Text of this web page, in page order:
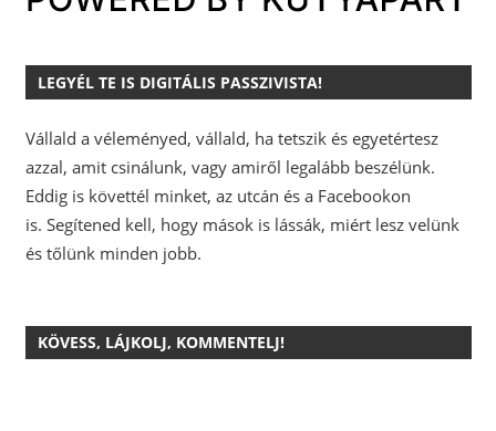
LEGYÉL TE IS DIGITÁLIS PASSZIVISTA!
Vállald a véleményed, vállald, ha tetszik és egyetértesz
azzal, amit csinálunk, vagy amiről legalább beszélünk.
Eddig is követtél minket, az utcán és a Facebookon
is. Segítened kell, hogy mások is lássák, miért lesz velünk
és tőlünk minden jobb.
KÖVESS, LÁJKOLJ, KOMMENTELJ!